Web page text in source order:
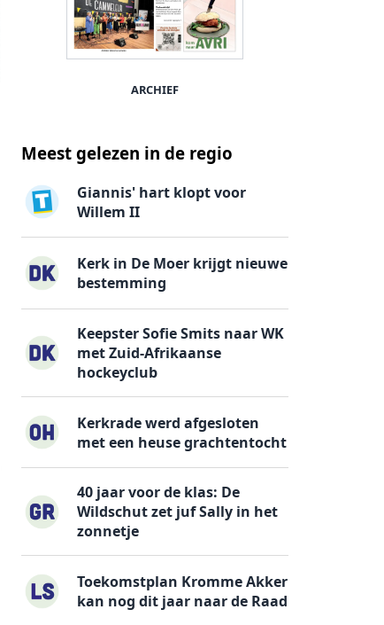
ARCHIEF
Meest gelezen in de regio
Giannis' hart klopt voor
Willem II
Kerk in De Moer krijgt nieuwe
bestemming
Keepster Sofie Smits naar WK
met Zuid-Afrikaanse
hockeyclub
Kerkrade werd afgesloten
met een heuse grachtentocht
40 jaar voor de klas: De
Wildschut zet juf Sally in het
zonnetje
Toekomstplan Kromme Akker
kan nog dit jaar naar de Raad